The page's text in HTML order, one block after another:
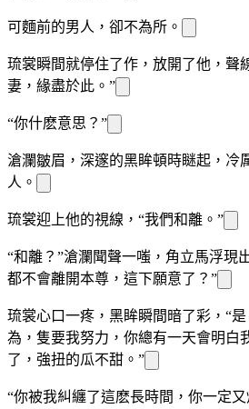
可麵前的男人，卻不為所 。
琉裳瞬間就停住了作，放開了他，聲
妻，緣盡於此。”
“你什麽意思？”
滄瀾皺眉，深邃的黑眸頓時瞇起，冷
人。
琉裳迎上他的視線，“我們和離。”
“和離？”滄瀾聞聲一嗤， 角立馬浮現
都不會離開本尊，這下願意了？”
琉裳心口一疼，黑眸瞬間暗了彩，“
為，隻要我努力，你總有一天會明白
了，強扭的瓜不甜。”
“你被我糾纏了這麽長時間，你一定